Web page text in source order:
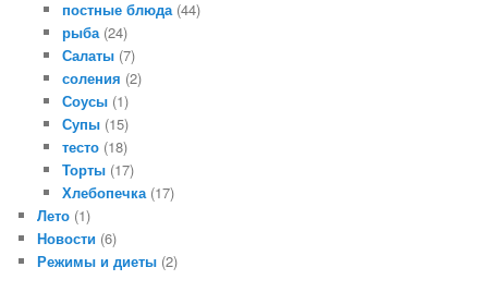
постные блюда(44)
рыба(24)
Салаты(7)
соления (2)
Соусы(1)
Супы(15)
тесто(18)
Торты(17)
Хлебопечка(17)
Лето (1)
Новости (6)
Режимы и диеты (2)